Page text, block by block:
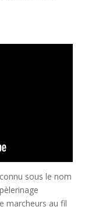
sous le nom
marcheurs au fil